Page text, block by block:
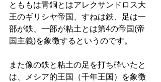
とももは青銅とはアレクサンドロス大
王のギリシヤ帝国、すねは鉄、足は一
部が鉄、一部が粘土とは第4の帝国(帝
国主義)を象徴するというのです。
また像の鉄と粘土の足を打ち砕いたと
は、メシア的王国（千年王国）を象徴